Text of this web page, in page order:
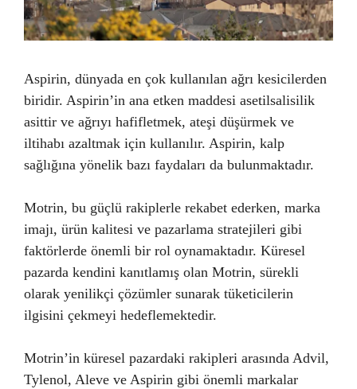
Aspirin, dünyada en çok kullanılan ağrı kesicilerden
biridir. Aspirin’in ana etken maddesi asetilsalisilik
asittir ve ağrıyı hafifletmek, ateşi düşürmek ve
iltihabı azaltmak için kullanılır. Aspirin, kalp
sağlığına yönelik bazı faydaları da bulunmaktadır.
Motrin, bu güçlü rakiplerle rekabet ederken, marka
imajı, ürün kalitesi ve pazarlama stratejileri gibi
faktörlerde önemli bir rol oynamaktadır. Küresel
pazarda kendini kanıtlamış olan Motrin, sürekli
olarak yenilikçi çözümler sunarak tüketicilerin
ilgisini çekmeyi hedeflemektedir.
Motrin’in küresel pazardaki rakipleri arasında Advil,
Tylenol, Aleve ve Aspirin gibi önemli markalar